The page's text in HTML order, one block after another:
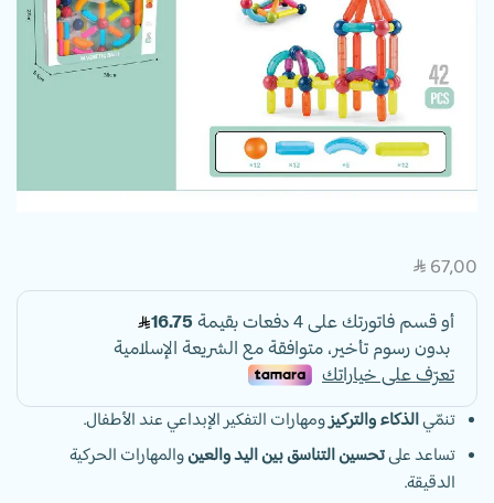
SAR 67,00
تنمّيالذكاء والتركيزومهارات التفكير الإبداعي عند الأطفال.
تساعد علىتحسين التناسق بين اليد والعينوالمهارات الحركية
الدقيقة.